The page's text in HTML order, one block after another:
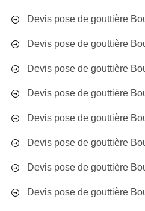
Devis pose de gouttière
Devis pose de gouttière
Devis pose de gouttière
Devis pose de gouttière
Devis pose de gouttière
Devis pose de gouttière
Devis pose de gouttière
Devis pose de gouttière